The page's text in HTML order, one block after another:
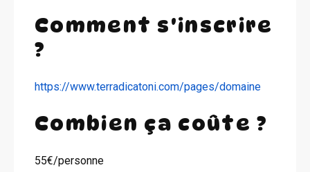
Comment s'inscrire
?
https://www.terradicatoni.com/pages/domaine
Combien ça coûte ?
55€/personne